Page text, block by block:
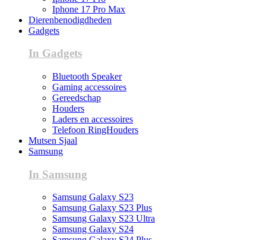
Iphone 17 Pro Max
Dierenbenodigdheden
Gadgets
In Gadgets
Bluetooth Speaker
Gaming accessoires
Gereedschap
Houders
Laders en accessoires
Telefoon RingHouders
Mutsen Sjaal
Samsung
In Samsung
Samsung Galaxy S23
Samsung Galaxy S23 Plus
Samsung Galaxy S23 Ultra
Samsung Galaxy S24